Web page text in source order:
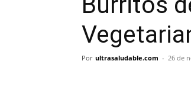
Por ultrasaludable.com - 26 de